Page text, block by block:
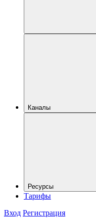
Каналы
Ресурсы
Тарифы
Вход Регистрация